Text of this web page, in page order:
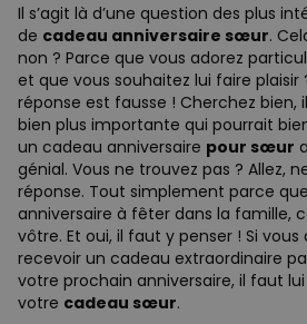
Il s’agit là d’une question des plus
de cadeau anniversaire sœur.
non ? Parce que vous adorez
et que vous souhaitez lui faire plaisir
réponse est fausse ! Cherchez bien,
bien plus importante qui pourrait
un cadeau anniversaire pour sœur
génial. Vous ne trouvez pas ? Allez,
réponse. Tout simplement parce
anniversaire à fêter dans la famille,
vôtre. Et oui, il faut y penser ! Si vous
recevoir un cadeau extraordinaire
votre prochain anniversaire, il faut
votre cadeau sœur.